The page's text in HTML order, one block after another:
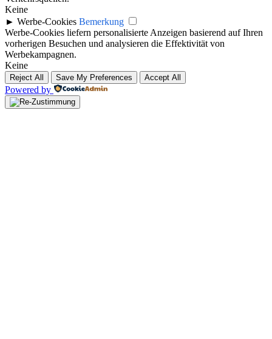
Keine
► Werbe-Cookies Bemerkung
Werbe-Cookies liefern personalisierte Anzeigen basierend auf Ihren
vorherigen Besuchen und analysieren die Effektivität von
Werbekampagnen.
Keine
Reject All Save My Preferences Accept All
Powered by